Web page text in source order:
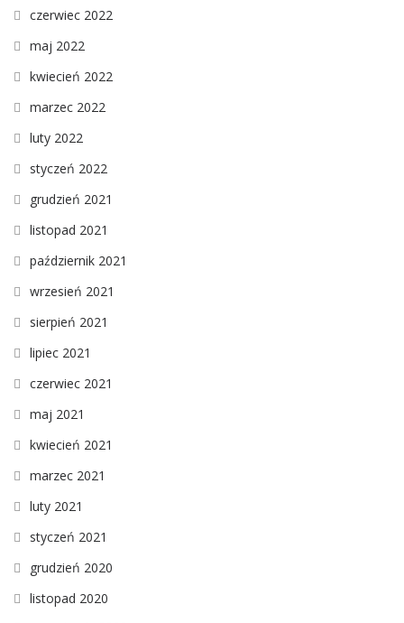
czerwiec 2022
maj 2022
kwiecień 2022
marzec 2022
luty 2022
styczeń 2022
grudzień 2021
listopad 2021
październik 2021
wrzesień 2021
sierpień 2021
lipiec 2021
czerwiec 2021
maj 2021
kwiecień 2021
marzec 2021
luty 2021
styczeń 2021
grudzień 2020
listopad 2020